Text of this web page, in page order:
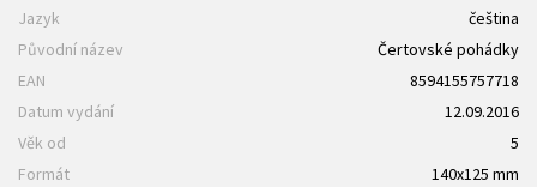
Jazyk
čeština
Původní název
Čertovské pohádky
EAN
8594155757718
Datum vydání
12.09.2016
Věk od
5
Formát
140x125 mm